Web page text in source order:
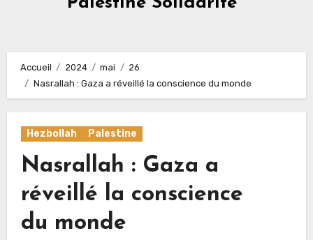
Accueil 2024 mai
26
Nasrallah : Gaza a réveillé la conscience du monde
Hezbollah Palestine
Nasrallah : Gaza a
réveillé la conscience
du monde